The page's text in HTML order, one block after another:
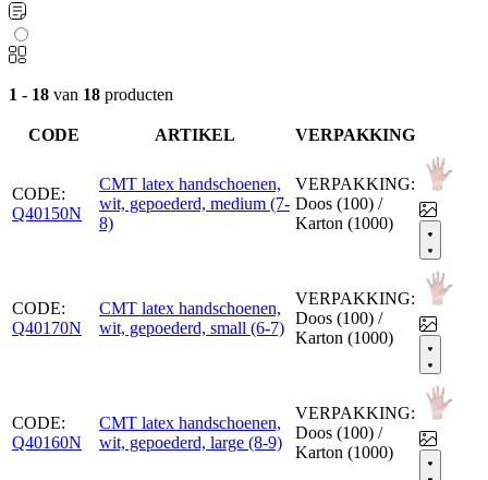
1 - 18 van 18 producten
CODE ARTIKEL VERPAKKING
CODE:
Q40150N
CMT latex handschoenen,
wit, gepoederd, medium (7-
8)
VERPAKKING:
Doos (100) /
Karton (1000)
CODE:
Q40170N
CMT latex handschoenen,
wit, gepoederd, small (6-7)
VERPAKKING:
Doos (100) /
Karton (1000)
CODE:
Q40160N
CMT latex handschoenen,
wit, gepoederd, large (8-9)
VERPAKKING:
Doos (100) /
Karton (1000)